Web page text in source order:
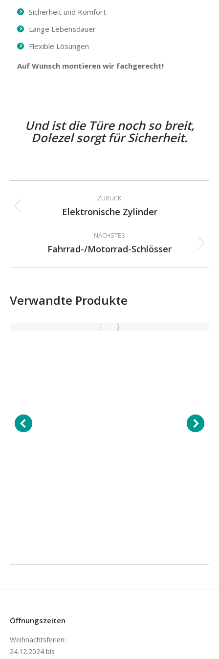
Sicherheit und Komfort
Lange Lebensdauer
Flexible Lösungen
Auf Wunsch montieren wir fachgerecht!
Und ist die Türe noch so breit,
Dolezel sorgt für Sicherheit.
navigation
ZURÜCK
Previous
Elektronische Zylinder
NÄCHSTES
Next
Fahrrad-/Motorrad-Schlösser
Verwandte Produkte
Öffnungszeiten
Weihnachtsferien:
24.12.2024 bis